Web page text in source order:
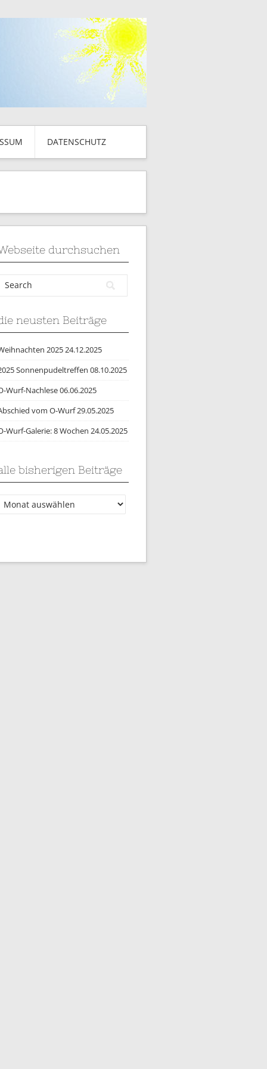
DATENSCHUTZ
durchsuchen
neusten Beiträge
202524.12.2025
Sonnenpudeltreffen 08.10.2025
Wurf-Nachlese06.06.2025
vom O-Wurf29.05.2025
Wurf-Galerie: 8 Wochen 24.05.2025
bisherigen Beiträge